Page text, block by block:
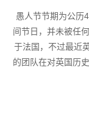
愚人节节期为公历
间节日，并未被任
于法国，不过最近
的团队在对英国历